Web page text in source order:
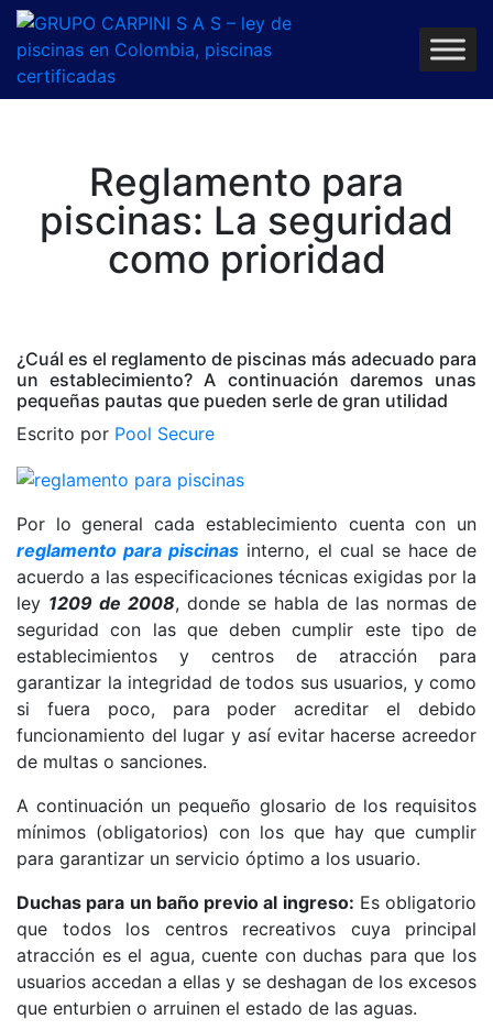
Reglamento para
piscinas: La seguridad
como prioridad
¿Cuál es el reglamento de piscinas más adecuado para
un establecimiento? A continuación daremos unas
pequeñas pautas que pueden serle de gran utilidad
Escrito por Pool Secure
Por lo general cada establecimiento cuenta con un
reglamento para piscinas interno, el cual se hace de
acuerdo a las especificaciones técnicas exigidas por la
ley 1209 de 2008, donde se habla de las normas de
seguridad con las que deben cumplir este tipo de
establecimientos y centros de atracción para
garantizar la integridad de todos sus usuarios, y como
si fuera poco, para poder acreditar el debido
funcionamiento del lugar y así evitar hacerse acreedor
de multas o sanciones.
A continuación un pequeño glosario de los requisitos
mínimos (obligatorios) con los que hay que cumplir
para garantizar un servicio óptimo a los usuario.
Duchas para un baño previo al ingreso: Es obligatorio
que todos los centros recreativos cuya principal
atracción es el agua, cuente con duchas para que los
usuarios accedan a ellas y se deshagan de los excesos
que enturbien o arruinen el estado de las aguas.